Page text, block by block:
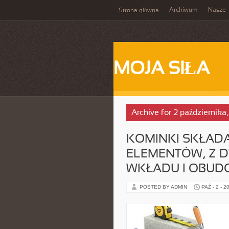
Strona główna Archiwum Nasze
MOJA SIŁA
Archive for 2
KOMINKI
ELEMENTÓW, Z
WKŁADU I
POSTED BY ADMIN PAŹ - 2 -